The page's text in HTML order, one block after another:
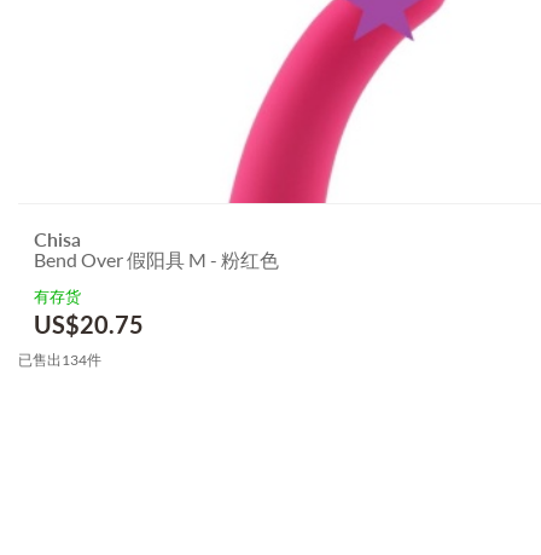
Chisa
Bend Over 假阳具 M - 粉红色
有存货
US$20.75
已售出134件